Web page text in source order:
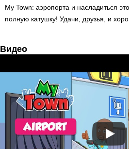
My Town: аэропорта и насладиться
полную катушку! Удачи, друзья, и
Видео